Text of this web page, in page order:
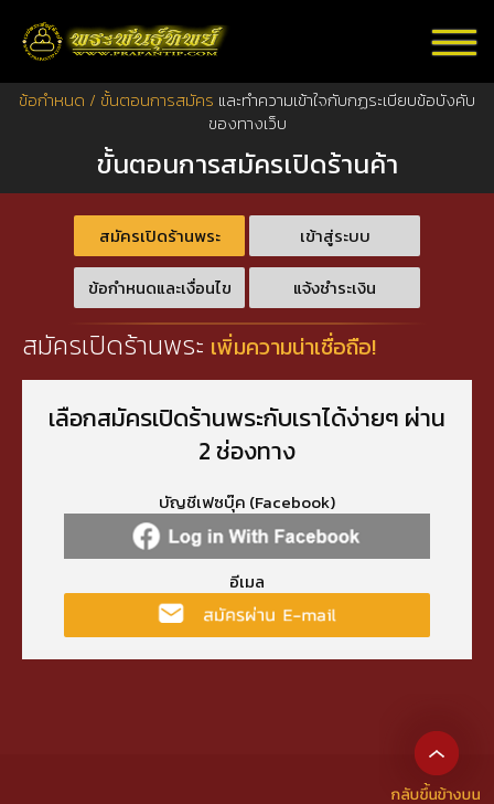
ข้อกำหนด / ขั้นตอนการสมัคร และทำความเข้าใจกับกฏระเบียบข้อบังคับ
ของทางเว็บ
ขั้นตอนการสมัครเปิดร้านค้า
สมัครเปิดร้านพระ เข้าสู่ระบบ
ข้อกำหนดและเงื่อนไข แจ้งชำระเงิน
สมัครเปิดร้านพระ เพิ่มความน่าเชื่อถือ!
เลือกสมัครเปิดร้านพระกับเราได้ง่ายๆ ผ่าน
2 ช่องทาง
บัญชีเฟซบุ๊ค (Facebook)
อีเมล